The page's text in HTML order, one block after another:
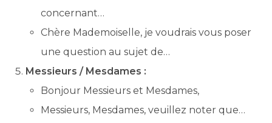
concernant…
Chère Mademoiselle, je voudrais vous poser
une question au sujet de…
Messieurs / Mesdames :
Bonjour Messieurs et Mesdames,
Messieurs, Mesdames, veuillez noter que…